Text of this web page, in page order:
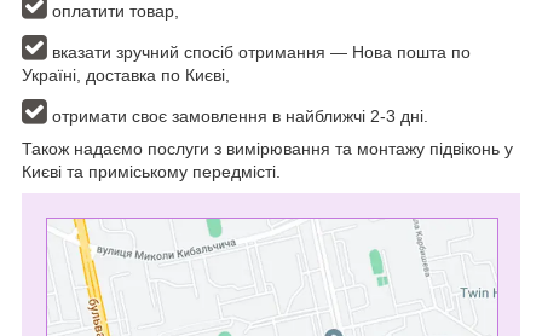
оплатити товар,
вказати зручний спосіб отримання — Нова пошта по
Україні, доставка по Києві,
отримати своє замовлення в найближчі 2-3 дні.
Також надаємо послуги з вимірювання та монтажу підвіконь у
Києві та приміському передмісті.